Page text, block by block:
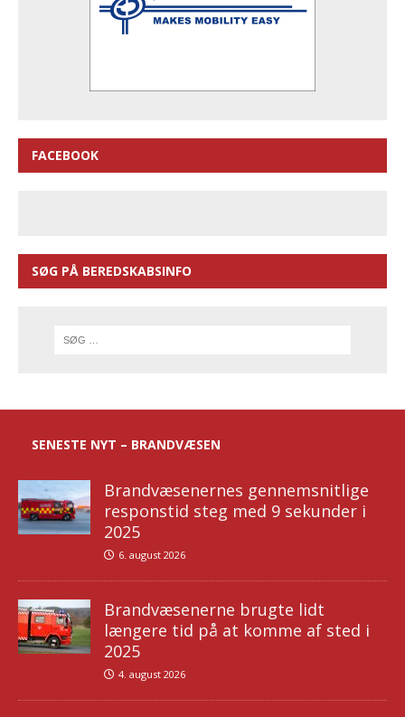
FACEBOOK
SØG PÅ BEREDSKABSINFO
SENESTE NYT – BRANDVÆSEN
Brandvæsenernes gennemsnitlige
responstid steg med 9 sekunder i
2025
6. august 2026
Brandvæsenerne brugte lidt
længere tid på at komme af sted i
2025
4. august 2026